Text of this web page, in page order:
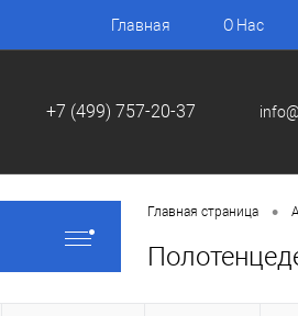
Главная О Нас
+7 (499) 757-20-37
Главная страница •